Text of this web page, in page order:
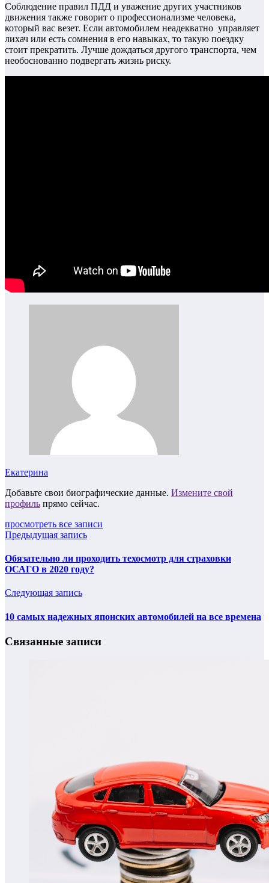
Соблюдение правил ПДД и уважение других участников
движения также говорит о профессионализме человека,
который вас везет. Если автомобилем неадекватно управляет
лихач или есть сомнения в его навыках, то такую поездку
стоит прекратить. Лучше дождаться другого транспорта, чем
необоснованно подвергать жизнь риску.
Екатерина
Добавьте свои биографические данные. Измените свой
профиль прямо сейчас.
просмотреть все записи
Предыдущая запись
Обязательно ли проходить техосмотр для страховки
ОСАГО в 2020 году?
Следующая запись
10 самых надежных японских автомобилей на все времена
Связанные записи